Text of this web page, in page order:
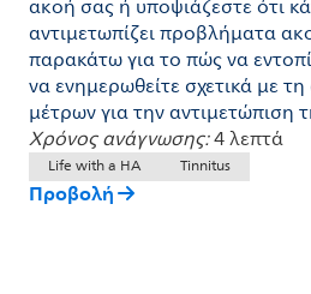
ακοή σας ή υποψιάζεστε ότι
αντιμετωπίζει προβλήματα
παρακάτω για το πώς να
να ενημερωθείτε σχετικά με
μέτρων για την αντιμετώπιση
Χρόνος ανάγνωσης:4 λεπτά
Life with a HA Tinnitus
Προβολή